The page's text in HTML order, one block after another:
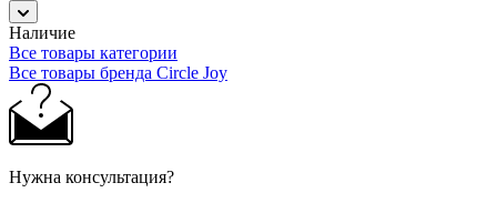
Наличие
Все товары категории
Все товары бренда Circle Joy
Нужна консультация?